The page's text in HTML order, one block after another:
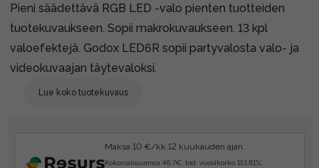
Pieni säädettävä RGB LED -valo pienten tuotteiden
tuotekuvaukseen. Sopii makrokuvaukseen. 13 kpl
valoefektejä. Godox LED6R sopii partyvalosta valo- ja
videokuvaajan täytevaloksi.
Lue koko tuotekuvaus
Maksa 10 €/kk 12 kuukauden ajan.
Kokonaissumma 46.7€, tod. vuosikorko 151.81%.